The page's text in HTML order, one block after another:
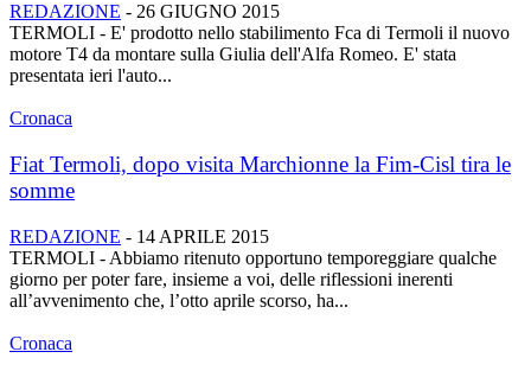
REDAZIONE - 26 GIUGNO 2015
TERMOLI - E' prodotto nello stabilimento Fca di Termoli il nuovo
motore T4 da montare sulla Giulia dell'Alfa Romeo. E' stata
presentata ieri l'auto...
Cronaca
Fiat Termoli, dopo visita Marchionne la Fim-Cisl tira le
somme
REDAZIONE - 14 APRILE 2015
TERMOLI - Abbiamo ritenuto opportuno temporeggiare qualche
giorno per poter fare, insieme a voi, delle riflessioni inerenti
all’avvenimento che, l’otto aprile scorso, ha...
Cronaca